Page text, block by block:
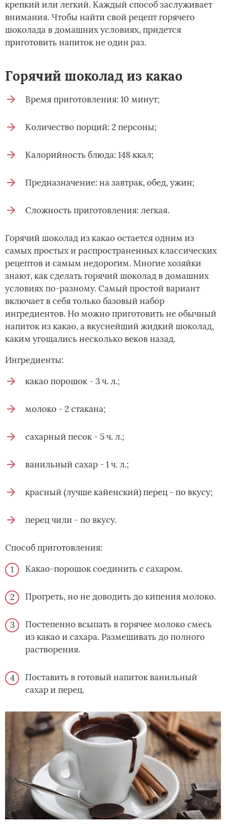
крепкий или легкий. Каждый способ заслуживает
внимания. Чтобы найти свой рецепт горячего
шоколада в домашних условиях, придется
приготовить напиток не один раз.
Горячий шоколад из какао
Время приготовления: 10 минут;
Количество порций: 2 персоны;
Калорийность блюда: 148 ккал;
Предназначение: на завтрак, обед, ужин;
Сложность приготовления: легкая.
Горячий шоколад из какао остается одним из
самых простых и распространенных классических
рецептов и самым недорогим. Многие хозяйки
знают, как сделать горячий шоколад в домашних
условиях по-разному. Самый простой вариант
включает в себя только базовый набор
ингредиентов. Но можно приготовить не обычный
напиток из какао, а вкуснейший жидкий шоколад,
каким угощались несколько веков назад.
Ингредиенты:
какао порошок - 3 ч. л.;
молоко - 2 стакана;
сахарный песок - 5 ч. л.;
ванильный сахар - 1 ч. л.;
красный (лучше кайенский) перец - по вкусу;
перец чили - по вкусу.
Способ приготовления:
Какао-порошок соединить с сахаром.
Прогреть, но не доводить до кипения молоко.
Постепенно всыпать в горячее молоко смесь
из какао и сахара. Размешивать до полного
растворения.
Поставить в готовый напиток ванильный
сахар и перец.